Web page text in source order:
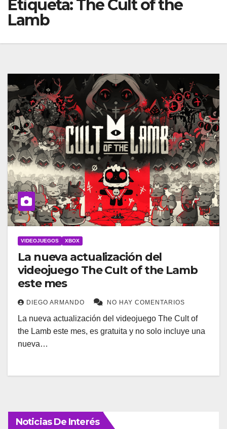
Etiqueta:The Cult of the
Lamb
VIDEOJUEGOS XBOX
La nueva actualización del
videojuego The Cult of the Lamb
este mes
DIEGO ARMANDO NO HAY COMENTARIOS
La nueva actualización del videojuego The Cult of
the Lamb este mes, es gratuita y no solo incluye una
nueva…
Noticias De Interés